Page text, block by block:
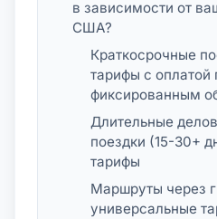
в зависимости от
США?
Краткосрочные
тарифы с оплатой
фиксированным
Длительные
поездки (15-30+
тарифы
Маршруты через
универсальные